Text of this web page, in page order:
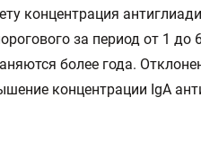
концентрация
за период от 1 до
более года.
концентрации IgА